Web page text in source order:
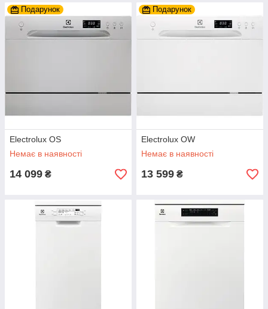
Подарунок
Electrolux OS
Немає в наявності
14 099 ₴
Подарунок
Electrolux OW
Немає в наявності
13 599 ₴